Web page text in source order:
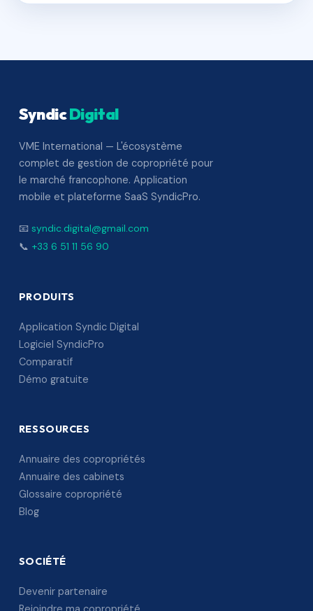
SyndicDigital
VME International — L'écosystème
complet de gestion de copropriété pour
le marché francophone. Application
mobile et plateforme SaaS SyndicPro.
📧 syndic.digital@gmail.com
📞 +33 6 51 11 56 90
PRODUITS
Application Syndic Digital
Logiciel SyndicPro
Comparatif
Démo gratuite
RESSOURCES
Annuaire des copropriétés
Annuaire des cabinets
Glossaire copropriété
Blog
SOCIÉTÉ
Devenir partenaire